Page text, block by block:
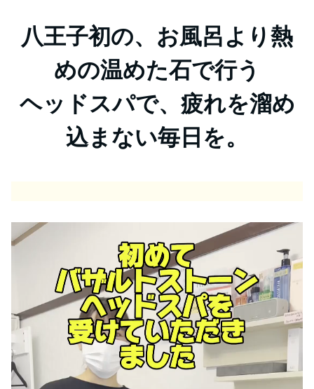
八王子初の、お風呂より熱
めの温めた石で行う
ヘッドスパで、 疲れを溜め
込まない毎日を。
動
ー
ヤ
ー